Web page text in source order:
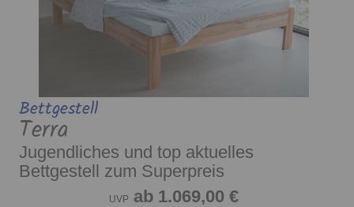
Bettgestell
Terra
Jugendliches und top aktuelles
Bettgestell zum Superpreis
UVP ab 1.069,00 €